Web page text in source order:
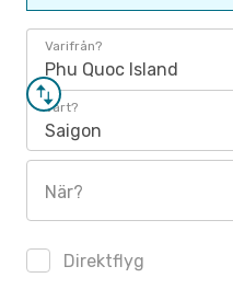
Varifrån?
Phu Quoc Island
Vart?
Saigon
När?
Direktflyg